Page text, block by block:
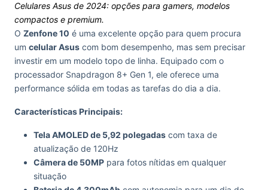
Celulares Asus de 2024: opções para gamers, modelos
compactos e premium.
O Zenfone 10 é uma excelente opção para quem procura
um celular Asus com bom desempenho, mas sem precisar
investir em um modelo topo de linha. Equipado com o
processador Snapdragon 8+ Gen 1, ele oferece uma
performance sólida em todas as tarefas do dia a dia.
Características Principais:
Tela AMOLED de 5,92 polegadas com taxa de
atualização de 120Hz
Câmera de 50MP para fotos nítidas em qualquer
situação